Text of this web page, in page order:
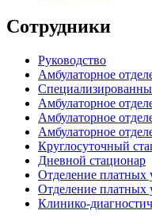
Сотрудники
Руководство
Амбулаторное
Амбулаторное
Амбулаторное
Амбулаторное
Круглосуточный
Дневной стационар
Отделение
Отделение
Клинико-